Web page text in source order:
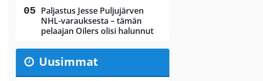
Paljastus Jesse Puljujärven
NHL-varauksesta – tämän
pelaajan Oilers olisi halunnut
Uusimmat